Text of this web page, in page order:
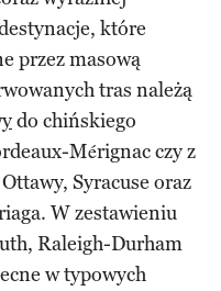
które
przez masową
tras należą
do chińskiego
Mérignac czy z
Syracuse oraz
W zestawieniu
Raleigh-Durham
w typowych